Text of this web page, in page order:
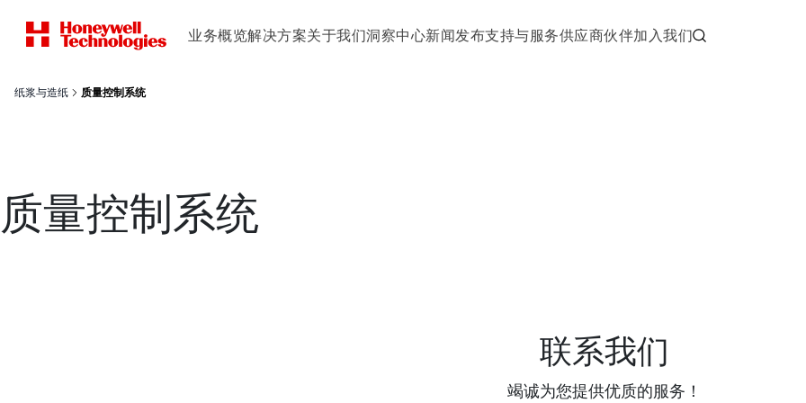
业务概览解决方案关于我们洞察中心新闻发布支持与服务供应商伙伴加入我们
纸浆与造纸 质量控制系统
质量控制系统
联系我们
竭诚为您提供优质的服务！